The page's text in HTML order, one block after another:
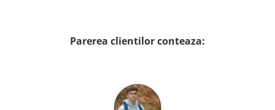
Parerea clientilor conteaza: